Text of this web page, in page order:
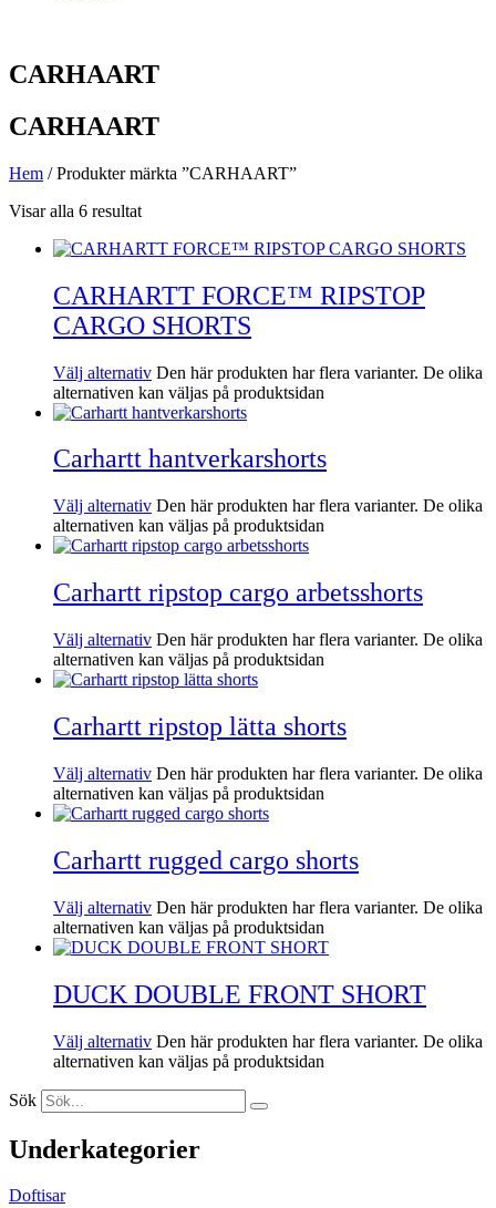
CARHAART
CARHAART
Hem / Produkter märkta ”CARHAART”
Visar alla 6 resultat
CARHARTT FORCE™ RIPSTOP
CARGO SHORTS
Välj alternativ Den här produkten har flera varianter. De olika
alternativen kan väljas på produktsidan
Carhartt hantverkarshorts
Välj alternativ Den här produkten har flera varianter. De olika
alternativen kan väljas på produktsidan
Carhartt ripstop cargo arbetsshorts
Välj alternativ Den här produkten har flera varianter. De olika
alternativen kan väljas på produktsidan
Carhartt ripstop lätta shorts
Välj alternativ Den här produkten har flera varianter. De olika
alternativen kan väljas på produktsidan
Carhartt rugged cargo shorts
Välj alternativ Den här produkten har flera varianter. De olika
alternativen kan väljas på produktsidan
DUCK DOUBLE FRONT SHORT
Välj alternativ Den här produkten har flera varianter. De olika
alternativen kan väljas på produktsidan
Sök
Underkategorier
Doftisar